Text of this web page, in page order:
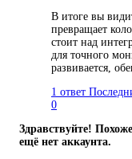
В итоге вы
превращает
стоит над
для точного
развивается,
1 ответ
0
Здравствуйте!
ещё нет аккаунта.